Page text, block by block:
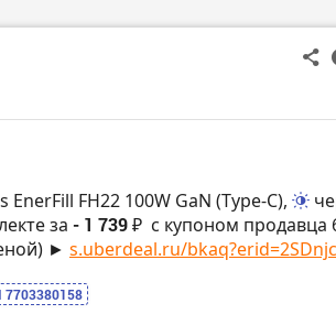
FH22 100W GaN (Type-C),
за - 1 739 ₽ с купоном продавца
► s.uberdeal.ru/